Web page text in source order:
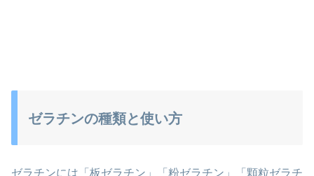
ゼラチンの種類と使い方
ゼラチンには「板ゼラチン」「粉ゼラチン」「顆粒ゼラチ